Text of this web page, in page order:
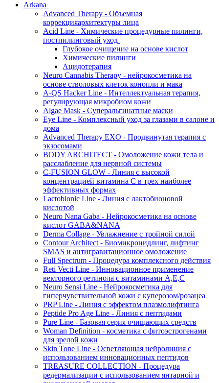
Arkana
Advanced Therapy - Объемная
коррекцияархитектуры лица
Acid Line - Химические процедурные пилинги,
постпилинговый уход
Глубокое очищение на основе кислот
Химические пилинги
Ацидотерапия
Neuro Cannabis Therapy - нейрокосметика на
основе стволовых клеток конопли и мака
A-QS Hacker Line - Интеллектуальная терапия,
регулирующая микробиом кожи
Algae Mask - Суперальгинатные маски
Eye Line - Комплексный уход за глазами в салоне и
дома
Advanced Therapy EXO - Продвинутая терапия с
экзосомами
BODY ARCHITECT - Омоложение кожи тела и
расслабление для нервной системы
C-FUSION GLOW - Линия с высокой
концентрацией витамина C в трех наиболее
эффективных формах
Lactobionic Line - Линия с лактобионовой
кислотой
Neuro Nana Gaba - Нейрокосметика на основе
кислот GABA&NANA
Derma Collage - Увлажнение с тройной силой
Contour Architect - Биомикронидлинг, лифтинг
SMAS и антигравитационное омоложение
Full Spectrum - Процедура комплексного действия
Reti Vecti Line - Инновационное применение
векторного ретинола с витаминами A,Е,С
Neuro Sensi Line - Нейрокосметика для
гиперчувствительной кожи с куперозом/розацеа
PRP Line - Линия с эффектом плазмолифтинга
Peptide Pro Age Line - Линия с пептидами
Pure Line - Базовая серия очищающих средств
Woman Definition - косметика с фитоэстрогенами
для зрелой кожи
Skin Tone Line - Осветляющая нейролиния с
использованием инновационных пептидов
TREASURE COLLECTION - Процедура
редермализации с использованием янтарной и